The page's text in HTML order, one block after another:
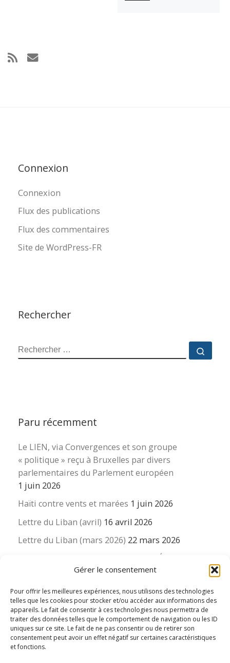
Gérer le consentement
Pour offrir les meilleures expériences, nous utilisons des technologies
telles que les cookies pour stocker et/ou accéder aux informations des
appareils. Le fait de consentir à ces technologies nous permettra de
traiter des données telles que le comportement de navigation ou les ID
uniques sur ce site. Le fait de ne pas consentir ou de retirer son
consentement peut avoir un effet négatif sur certaines caractéristiques
et fonctions.
Connexion
Connexion
Flux des publications
Flux des commentaires
Site de WordPress-FR
Rechercher
RECHERCHER
Paru récemment
Le LIEN, via Convergences et son groupe
« politique » reçu à Bruxelles par divers
parlementaires du Parlement européen
1 juin 2026
Haïti contre vents et marées 1 juin 2026
Lettre du Liban (avril) 16 avril 2026
Lettre du Liban (mars 2026) 22 mars 2026
La revue « Educateur » décapitée ? L’Éducation
nouvelle et ses liens avec la revue du Syndicat
16 mars 2026